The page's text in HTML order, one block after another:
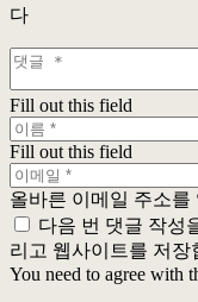
다
Fill out this field
Fill out this field
올바른 이메일 주소를
다음 번 댓글 작성
리고 웹사이트를 저장
You need to agree with